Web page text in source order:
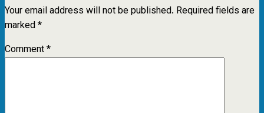
Your email address will not be published. Required fields are
marked*
Comment*